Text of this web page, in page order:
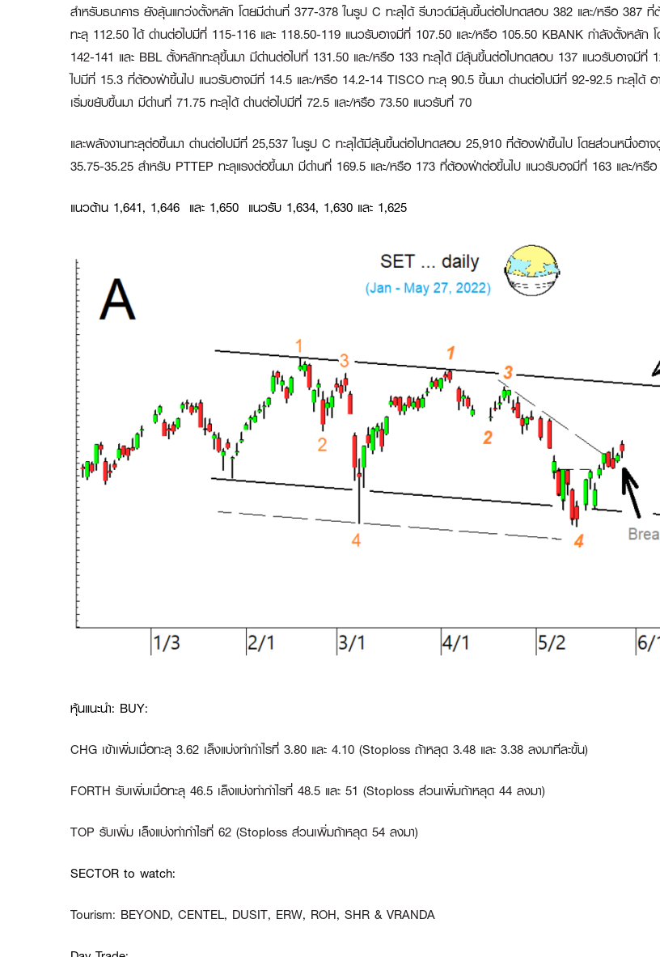
สำหรับธนาคาร ยังลุ้นแกว่งตั้งหลัก โดยมีด่านที่ 377-378 ในรูป C ทะลุได้ รีบาวด์มีลุ้นขึ้นต่อไปทดสอบ 382 และ/หรือ 387
ทะลุ 112.50 ได้ ด่านต่อไปมีที่ 115-116 และ 118.50-119 แนวรับอาจมีที่ 107.50 และ/หรือ 105.50 KBANK กำลังตั้งหลัก
142-141 และ BBLตั้งหลักทะลุขึ้นมา มีด่านต่อไปที่ 131.50 และ/หรือ 133 ทะลุได้ มีลุ้นขึ้นต่อไปทดสอบ 137 แนวรับอาจมีที่
ไปมีที่ 15.3 ที่ต้องฝ่าขึ้นไป แนวรับอาจมีที่ 14.5 และ/หรือ 14.2-14 TISCO ทะลุ 90.5 ขึ้นมา ด่านต่อไปมีที่ 92-92.5 ทะลุได้
เริ่มขยับขึ้นมา มีด่านที่ 71.75 ทะลุได้ ด่านต่อไปมีที่ 72.5 และ/หรือ 73.50 แนวรับที่ 70
และพลังงานทะลุต่อขึ้นมา ด่านต่อไปมีที่ 25,537 ในรูป C ทะลุได้มีลุ้นขึ้นต่อไปทดสอบ 25,910 ที่ต้องฝ่าขึ้นไป โดยส่วนหนึ่งอา
35.75-35.25 สำหรับ PTTEP ทะลุแรงต่อขึ้นมา มีด่านที่ 169.5 และ/หรือ 173 ที่ต้องฝ่าต่อขึ้นไป แนวรับอจมีที่ 163 และ/หรื
แนวต้าน 1,641, 1,646 และ 1,650 แนวรับ 1,634, 1,630 และ 1,625
หุ้นแนะนำ: BUY:
CHG เข้าเพิ่มเมื่อทะลุ 3.62 เล็งแบ่งทำกำไรที่ 3.80 และ 4.10 (Stoploss ถ้าหลุด 3.48 และ 3.38 ลงมาทีละขั้น)
FORTH รับเพิ่มเมื่อทะลุ 46.5 เล็งแบ่งทำกำไรที่ 48.5 และ 51 (Stoploss ส่วนเพิ่มถ้าหลุด 44 ลงมา)
TOP รับเพิ่ม เล็งแบ่งทำกำไรที่ 62 (Stoploss ส่วนเพิ่มถ้าหลุด 54 ลงมา)
SECTOR to watch:
Tourism: BEYOND, CENTEL, DUSIT, ERW, ROH, SHR & VRANDA